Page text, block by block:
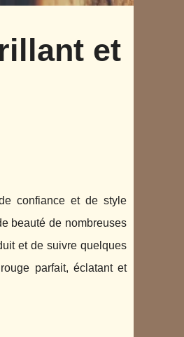
et
confiance et de style
beauté de nombreuses
et de suivre quelques
parfait, éclatant et